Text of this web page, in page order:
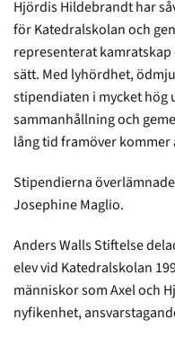
Hjördis Hildebrandt har
för Katedralskolan och
representerat
sätt. Med lyhördhet,
stipendiaten i mycket
sammanhållning och
lång tid framöver
Stipendierna
Josephine Maglio.
Anders Walls Stiftelse
elev vid Katedralskolan
människor som Axel och
nyfikenhet,